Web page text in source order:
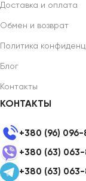
Доставка и оплата
Обмен и возврат
Политика
Блог
Контакты
КОНТАКТЫ
+380 (96)
+380 (63)
+380 (63)